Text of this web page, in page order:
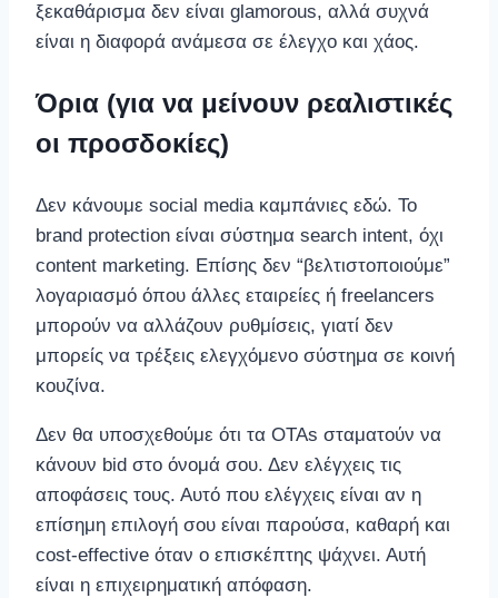
ξεκαθάρισμα δεν είναι glamorous, αλλά συχνά
είναι η διαφορά ανάμεσα σε έλεγχο και χάος.
Όρια (για να μείνουν ρεαλιστικές
οι προσδοκίες)
Δεν κάνουμε social media καμπάνιες εδώ. Το
brand protection είναι σύστημα search intent, όχι
content marketing. Επίσης δεν “βελτιστοποιούμε”
λογαριασμό όπου άλλες εταιρείες ή freelancers
μπορούν να αλλάζουν ρυθμίσεις, γιατί δεν
μπορείς να τρέξεις ελεγχόμενο σύστημα σε κοινή
κουζίνα.
Δεν θα υποσχεθούμε ότι τα OTAs σταματούν να
κάνουν bid στο όνομά σου. Δεν ελέγχεις τις
αποφάσεις τους. Αυτό που ελέγχεις είναι αν η
επίσημη επιλογή σου είναι παρούσα, καθαρή και
cost-effective όταν ο επισκέπτης ψάχνει. Αυτή
είναι η επιχειρηματική απόφαση.